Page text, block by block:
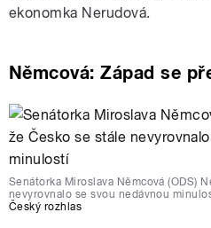
ekonomka Nerudová.
Němcová: Západ se
Senátorka Miroslava Němcová (ODS)
nevyrovnalo se svou nedávnou
Český rozhlas